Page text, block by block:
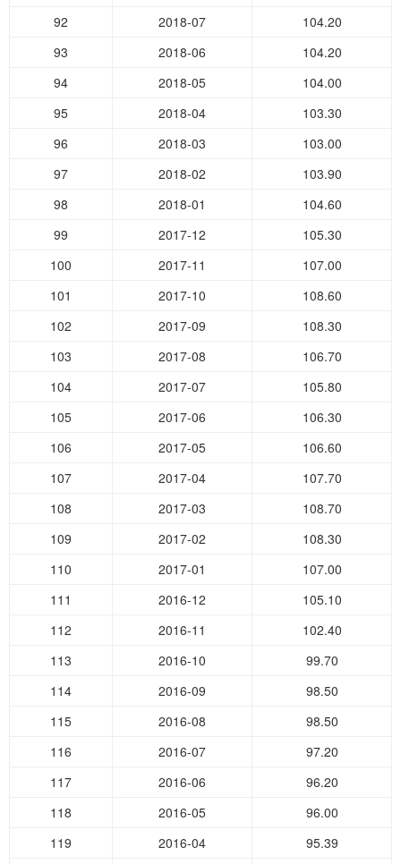
92
2018-07
104.20
93
2018-06
104.20
94
2018-05
104.00
95
2018-04
103.30
96
2018-03
103.00
97
2018-02
103.90
98
2018-01
104.60
99
2017-12
105.30
100
2017-11
107.00
101
2017-10
108.60
102
2017-09
108.30
103
2017-08
106.70
104
2017-07
105.80
105
2017-06
106.30
106
2017-05
106.60
107
2017-04
107.70
108
2017-03
108.70
109
2017-02
108.30
110
2017-01
107.00
111
2016-12
105.10
112
2016-11
102.40
113
2016-10
99.70
114
2016-09
98.50
115
2016-08
98.50
116
2016-07
97.20
117
2016-06
96.20
118
2016-05
96.00
119
2016-04 95.39